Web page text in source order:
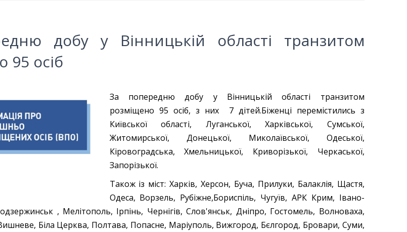
добу у Вінницькій області транзитом
95 осіб
За попередню добу у Вінницькій області транзитом
розміщено 95 осіб, з них 7 дітей.Біженці перемістились з
Київської області, Луганської, Харківської, Сумської,
Житомирської, Донецької, Миколаївської, Одеської,
Кіровоградська, Хмельницької, Криворізької, Черкаської,
Запорізької.
Також із міст: Харків, Херсон, Буча, Прилуки, Балаклія, Щастя,
Одеса, Ворзель, Рубіжне,Бориспіль, Чугуїв, АРК Крим, Івано-
, Мелітополь, Ірпінь, Чернігів, Слов'янськ, Дніпро, Гостомель, Волноваха,
Біла Церква, Полтава, Попасне, Маріуполь, Вижгород, Бєлгород, Бровари, Суми,